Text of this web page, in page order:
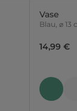
Vase
Blau, ⌀ 13
14,99 €